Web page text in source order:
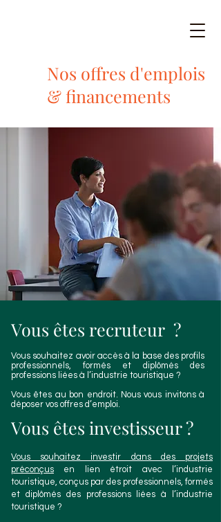
Nos offres d'emplois
& financements
Vous êtes recruteur ?
Vous souhaitez avoir accès à la base des profils
professionnels, formés et diplômés des
professions liées à l’industrie touristique ?
Vous êtes au bon endroit. Nous vous invitons à
déposer vos offres d’emploi.
Vous êtes investisseur ?
Vous souhaitez investir dans des projets
préconçus
en lien étroit avec l’industrie
touristique, conçus par des professionnels, formés
et diplômés des professions liées à l’industrie
touristique ?